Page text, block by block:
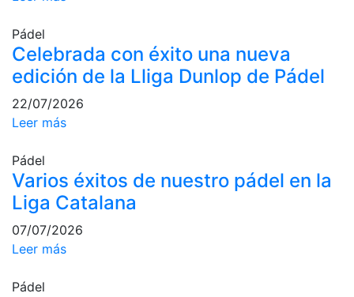
equipos
Leyendas
Jugadores
profesionales
Social de Tenis
Cuadros de
Juego
Cuadro de
Pádel
Celebrada con éxito una nueva
edición de la Lliga Dunlop de Pádel
22/07/2026
Leer más
Pádel
Varios éxitos de nuestro pádel en la
Liga Catalana
07/07/2026
Leer más
Pádel